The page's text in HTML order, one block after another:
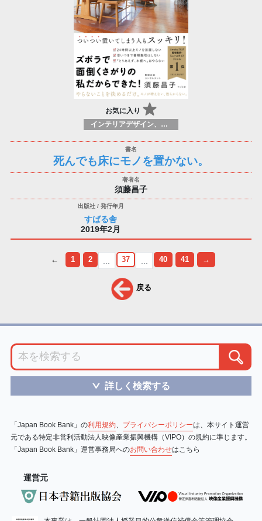
お気に入り
インテリアデザイン、装飾＆スタイルガイド
死んでも床にモノを置かない。
須藤昌子
すばる舎
2019年2月
← 1 2 37 40 41 →
戻る
＞ 詳しく検索する
「Japan Book Bank」の利用規約、 プライバシーポリシーは、本サイト運営
元である特定非営利活動法人映像産業振興機構（VIPO）の規約に準じます。
「Japan Book Bank」運営事務局へのお問い合わせはこちら
運営元